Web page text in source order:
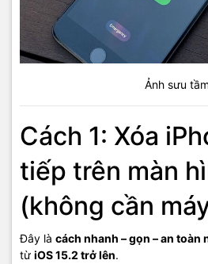
Ảnh sưu tầm
Cách 1: Xóa
tiếp trên màn
(không cần
Đây là cách nhanh – gọn – an toàn
từ iOS 15.2 trở lên.